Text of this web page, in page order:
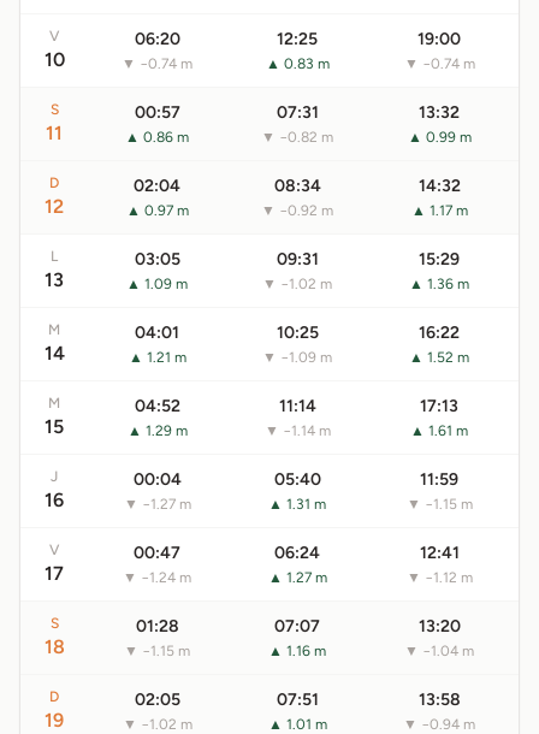
V
10
06:20
▼ −0.74 m
12:25
▲ 0.83 m
19:00
▼ −0.74 m
S
11
00:57
▲ 0.86 m
07:31
▼ −0.82 m
13:32
▲ 0.99 m
D
12
02:04
▲ 0.97 m
08:34
▼ −0.92 m
14:32
▲ 1.17 m
L
13
03:05
▲ 1.09 m
09:31
▼ −1.02 m
15:29
▲ 1.36 m
M
14
04:01
▲ 1.21 m
10:25
▼ −1.09 m
16:22
▲ 1.52 m
M
15
04:52
▲ 1.29 m
11:14
▼ −1.14 m
17:13
▲ 1.61 m
J
16
00:04
▼ −1.27 m
05:40
▲ 1.31 m
11:59
▼ −1.15 m
V
17
00:47
▼ −1.24 m
06:24
▲ 1.27 m
12:41
▼ −1.12 m
S
18
01:28
▼ −1.15 m
07:07
▲ 1.16 m
13:20
▼ −1.04 m
D
19
02:05
▼ −1.02 m
07:51
▲ 1.01 m
13:58
▼ −0.94 m